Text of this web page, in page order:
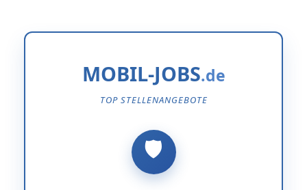
MOBIL-JOBS
TOP STELLENANGEBOTE